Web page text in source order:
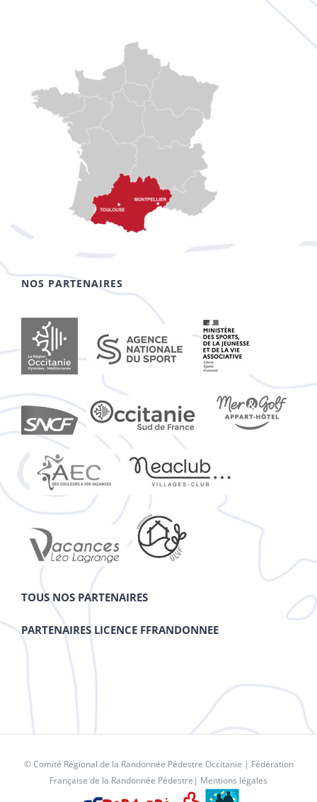
NOS PARTENAIRES
TOUS NOS PARTENAIRES
PARTENAIRES LICENCE FFRANDONNEE
© Comité Régional de la Randonnée Pédestre Occitanie | Fédération
Française de la Randonnée Pédestre | Mentions légales